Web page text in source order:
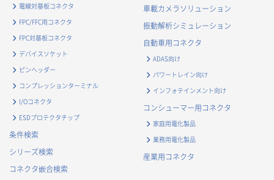
電線対基板コネクタ
FPC/FFC用コネクタ
FPC対基板コネクタ
デバイスソケット
ピンヘッダー
コンプレッションターミナル
I/Oコネクタ
ESDプロテクタチップ
条件検索
シリーズ検索
コネクタ嵌合検索
車載カメラソリューション
振動解析シミュレーション
自動車用コネクタ
ADAS向け
パワートレイン向け
インフォテインメント向け
コンシューマー用コネクタ
家庭用電化製品
業務用電化製品
産業用コネクタ